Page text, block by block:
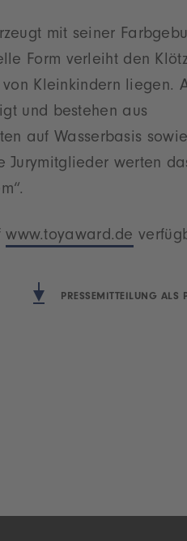
mit seiner
Form verleiht den
Kleinkindern liegen.
und bestehen aus
auf Wasserbasis sowie
Jurymitglieder werten
www.toyaward.de
PRESSEMITTEILUNG ALS